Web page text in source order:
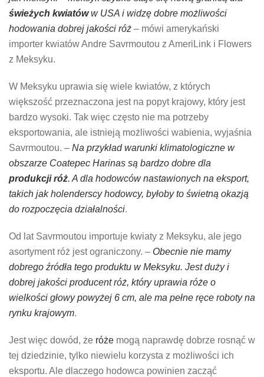
świeżych kwiatóww USA i widzę dobre możliwości
hodowania dobrej jakości róż – mówi amerykański
importer kwiatów Andre Savrmoutou z AmeriLink i Flowers
z Meksyku.
W Meksyku uprawia się wiele kwiatów, z których
większość przeznaczona jest na popyt krajowy, który jest
bardzo wysoki. Tak więc często nie ma potrzeby
eksportowania, ale istnieją możliwości wabienia, wyjaśnia
Savrmoutou. – Na przykład warunki klimatologiczne w
obszarze Coatepec Harinas są bardzo dobre dla
produkcji róż. A dla hodowców nastawionych na eksport,
takich jak holenderscy hodowcy, byłoby to świetną okazją
do rozpoczęcia działalności.
Od lat Savrmoutou importuje kwiaty z Meksyku, ale jego
asortyment róż jest ograniczony. – Obecnie nie mamy
dobrego źródła tego produktu w Meksyku. Jest duży i
dobrej jakości producent róż, który uprawia róże o
wielkości głowy powyżej 6 cm, ale ma pełne ręce roboty na
rynku krajowym.
Jest więc dowód, że róże mogą naprawdę dobrze rosnąć w
tej dziedzinie, tylko niewielu korzysta z możliwości ich
eksportu. Ale dlaczego hodowca powinien zacząć